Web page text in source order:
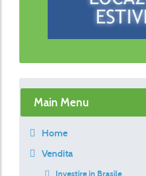
Main Menu
Home
Vendita
Investire in Brasile